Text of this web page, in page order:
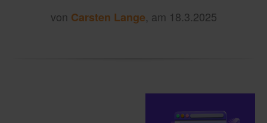
von Carsten Lange, am 18.3.2025